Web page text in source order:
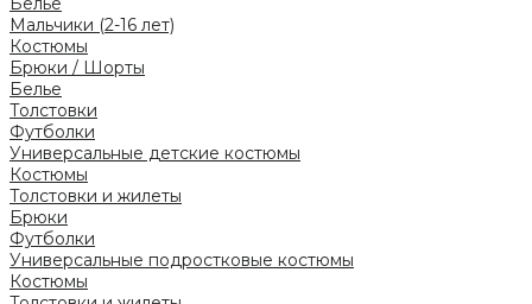
Мальчики (2-16 лет)
Костюмы
Брюки / Шорты
Белье
Толстовки
Футболки
Универсальные детские костюмы
Костюмы
Толстовки и жилеты
Брюки
Футболки
Универсальные подростковые костюмы
Костюмы